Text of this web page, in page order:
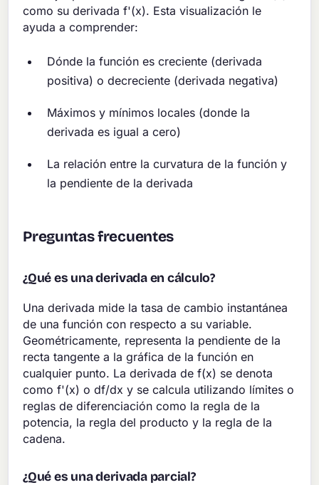
como su derivada f'(x). Esta visualización le
ayuda a comprender:
Dónde la función es creciente (derivada
positiva) o decreciente (derivada negativa)
Máximos y mínimos locales (donde la
derivada es igual a cero)
La relación entre la curvatura de la función y
la pendiente de la derivada
Preguntas frecuentes
¿Qué es una derivada en cálculo?
Una derivada mide la tasa de cambio instantánea
de una función con respecto a su variable.
Geométricamente, representa la pendiente de la
recta tangente a la gráfica de la función en
cualquier punto. La derivada de f(x) se denota
como f'(x) o df/dx y se calcula utilizando límites o
reglas de diferenciación como la regla de la
potencia, la regla del producto y la regla de la
cadena.
¿Qué es una derivada parcial?